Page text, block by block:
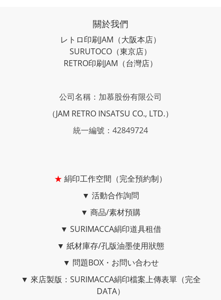
關於我們
レトロ印刷JAM （大阪本店）
SURUTOCO （東京店）
RETRO印刷JAM （台灣店）
公司名稱：加慕股份有限公司
（JAM RETRO INSATSU CO., LTD.）
統一編號：42849724
★ 絹印工作空間（完全預約制）
▼ 活動合作詢問
▼ 商品/素材預購
▼ SURIMACCA絹印道具租借
▼ 紙材庫存/孔版油墨使用狀態
▼ 問題BOX・お問い合わせ
▼ 來店製版：SURIMACCA絹印檔案上傳表單（完全
DATA）